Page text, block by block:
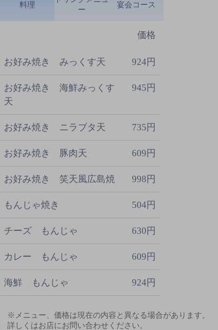
料理
価格
お好み焼き みっくす天 924円
お好み焼き 海鮮みっくす
天
945円
お好み焼き ニラブタ天 735円
お好み焼き 豚肉天 609円
お好み焼き 笑天風広島焼 998円
もんじゃ焼き 504円
チーズ もんじゃ 630円
カレー もんじゃ 609円
海鮮 もんじゃ 924円
ー
宴会コース
※メニュー、価格は現在の内容と異なる場合があります。
詳しくはお店にお問い合わせください。